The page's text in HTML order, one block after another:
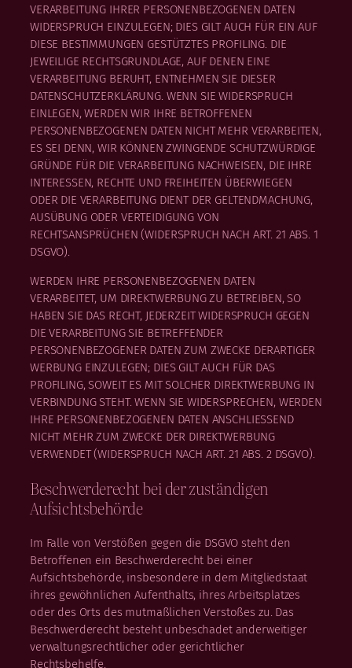
VERARBEITUNG IHRER PERSONENBEZOGENEN DATEN
WIDERSPRUCH EINZULEGEN; DIES GILT AUCH FÜR EIN AUF
DIESE BESTIMMUNGEN GESTÜTZTES PROFILING. DIE
JEWEILIGE RECHTSGRUNDLAGE, AUF DENEN EINE
VERARBEITUNG BERUHT, ENTNEHMEN SIE DIESER
DATENSCHUTZERKLÄRUNG. WENN SIE WIDERSPRUCH
EINLEGEN, WERDEN WIR IHRE BETROFFENEN
PERSONENBEZOGENEN DATEN NICHT MEHR VERARBEITEN,
ES SEI DENN, WIR KÖNNEN ZWINGENDE SCHUTZWÜRDIGE
GRÜNDE FÜR DIE VERARBEITUNG NACHWEISEN, DIE IHRE
INTERESSEN, RECHTE UND FREIHEITEN ÜBERWIEGEN
ODER DIE VERARBEITUNG DIENT DER GELTENDMACHUNG,
AUSÜBUNG ODER VERTEIDIGUNG VON
RECHTSANSPRÜCHEN (WIDERSPRUCH NACH ART. 21 ABS. 1
DSGVO).
WERDEN IHRE PERSONENBEZOGENEN DATEN
VERARBEITET, UM DIREKTWERBUNG ZU BETREIBEN, SO
HABEN SIE DAS RECHT, JEDERZEIT WIDERSPRUCH GEGEN
DIE VERARBEITUNG SIE BETREFFENDER
PERSONENBEZOGENER DATEN ZUM ZWECKE DERARTIGER
WERBUNG EINZULEGEN; DIES GILT AUCH FÜR DAS
PROFILING, SOWEIT ES MIT SOLCHER DIREKTWERBUNG IN
VERBINDUNG STEHT. WENN SIE WIDERSPRECHEN, WERDEN
IHRE PERSONENBEZOGENEN DATEN ANSCHLIESSEND
NICHT MEHR ZUM ZWECKE DER DIREKTWERBUNG
VERWENDET (WIDERSPRUCH NACH ART. 21 ABS. 2 DSGVO).
Beschwerde­recht bei der zuständigen
Aufsichts­behörde
Im Falle von Verstößen gegen die DSGVO steht den
Betroffenen ein Beschwerderecht bei einer
Aufsichtsbehörde, insbesondere in dem Mitgliedstaat
ihres gewöhnlichen Aufenthalts, ihres Arbeitsplatzes
oder des Orts des mutmaßlichen Verstoßes zu. Das
Beschwerderecht besteht unbeschadet anderweitiger
verwaltungsrechtlicher oder gerichtlicher
Rechtsbehelfe.